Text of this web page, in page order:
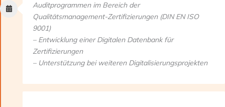
Auditprogrammen im Bereich der
Qualitätsmanagement-Zertifizierungen (DIN EN ISO
9001)
– Entwicklung einer Digitalen Datenbank für
Zertifizierungen
– Unterstützung bei weiteren Digitalisierungsprojekten